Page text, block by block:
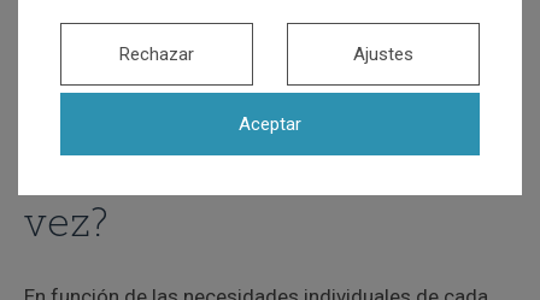
profesionales ayuda a asegurar la durabilidad de los
¿Se puede empastar una
vez?
Aceptar
Rechazar Ajustes